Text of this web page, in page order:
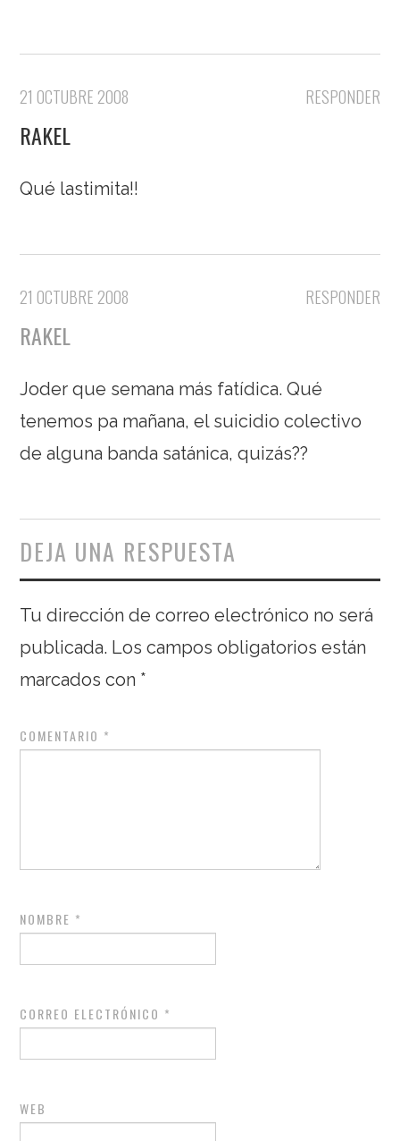
RESPONDER
21 OCTUBRE 2008
RAKEL
Qué lastimita!!
RESPONDER
21 OCTUBRE 2008
RAKEL
Joder que semana más fatídica. Qué
tenemos pa mañana, el suicidio colectivo
de alguna banda satánica, quizás??
DEJA UNA RESPUESTA
Tu dirección de correo electrónico no será
publicada. Los campos obligatorios están
marcados con *
COMENTARIO *
NOMBRE *
CORREO ELECTRÓNICO *
WEB